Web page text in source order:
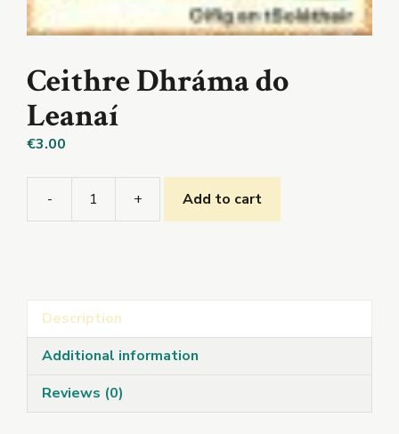
Ceithre Dhráma do
Leanaí
€3.00
-
Ceithre
+ Add to cart
Description
Additional information
Reviews (0)